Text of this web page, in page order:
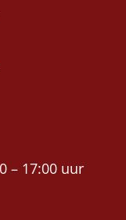
– 17:00 uur